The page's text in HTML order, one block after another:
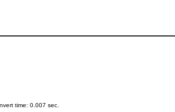
time: 0.007 sec.